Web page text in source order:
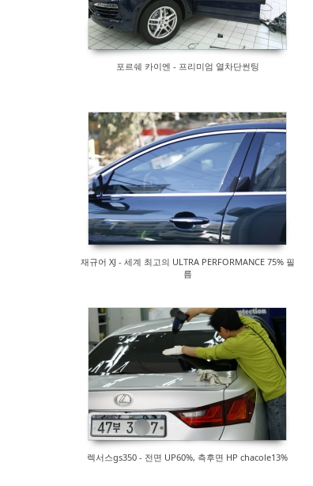
포르쉐 카이엔 - 프리미엄 열차단썬팅
재규어 XJ - 세계 최고의 ULTRA PERFORMANCE 75% 필
름
렉서스gs350 - 전면 UP60%, 측후면 HP chacole13%